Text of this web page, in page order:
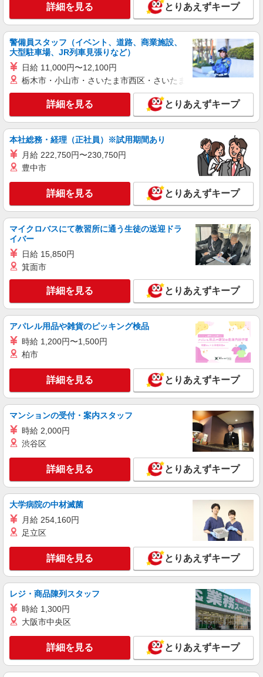
月給269400円 ★交通費規定に基づき交通費支
給
東京都中央区（八丁堀駅）
キープ 詳細を見る
株式会社パソナ・東京キャリアセンター/KT6001170891
一般事務/経理/データ入力
時給1850円 ★交通費規定に基づき交通費支給
東京都中央区（三越前駅）
詳細を見る
株式会社パソナ・東京キャリアセンター/KT6001172930
一般事務
月給295100円 ★交通費規定に基づき交通費支
キープ 詳細を見る
紹介予定派遣
株式会社パソナ・東京キャリアセンター/KT6001173294
営業事務/一般事務
時給2000円 ★交通費規定に基づき交通費支給
東京都中央区（三越前駅）
キープ 詳細を見る
紹介予定派遣
株式会社パソナ・東京キャリアセンター/KT600116251602
時給1850円 ★交通費規定に基づき交通費支給
東京都中央区（三越前駅）
キープ 詳細を見る
派遣社員
株式会社パソナ・東京キャリアセンター/KT600117669301
営業事務/一般事務
月給288600円 ★交通費規定に基づき交通費支
給
東京都中央区（東京メトロ日比谷線築地駅）
キープ 詳細を見る
株式会社パソナ・東京キャリアセンター/KT6001173065
詳細を見る とりあえずキープ
警備員スタッフ（イベント、道路、商業施設、
大型駐車場、JR列車見張りなど）
日給 11,000円〜12,100円
栃木市・小山市・さいたま市西区・さいたま市岩槻区・久喜市・
詳細を見る とりあえずキープ
本社総務・経理（正社員）※試用期間あり
月給 222,750円〜230,750円
豊中市
詳細を見る とりあえずキープ
マイクロバスにて教習所に通う生徒の送迎ドラ
イバー
日給 15,850円
箕面市
詳細を見る とりあえずキープ
アパレル用品や雑貨のピッキング検品
時給 1,200円〜1,500円
柏市
詳細を見る とりあえずキープ
マンションの受付・案内スタッフ
時給 2,000円
渋谷区
詳細を見る とりあえずキープ
大学病院の中材滅菌
月給 254,160円
足立区
詳細を見る とりあえずキープ
レジ・商品陳列スタッフ
時給 1,300円
大阪市中央区
詳細を見る とりあえずキープ